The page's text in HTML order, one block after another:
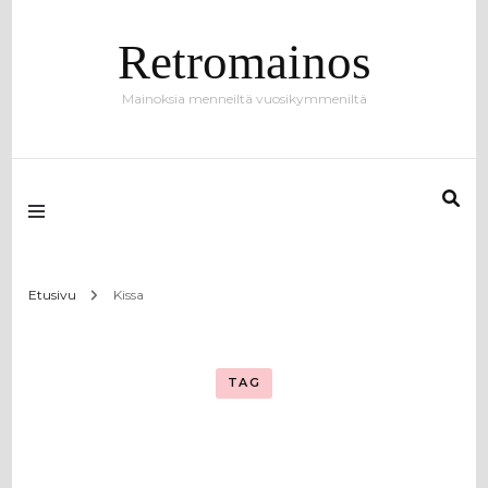
Retromainos
Mainoksia menneiltä vuosikymmeniltä
Etusivu Kissa
TAG